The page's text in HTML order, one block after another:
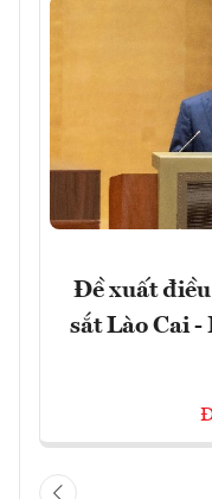
Đề xuất
sắt Lào Cai